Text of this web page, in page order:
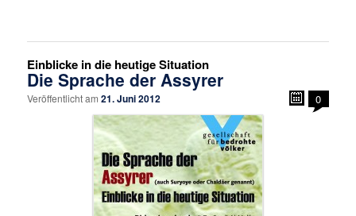
Einblicke in die heutige Situation
Die Sprache der Assyrer
Veröffentlicht am21. Juni 2012 0